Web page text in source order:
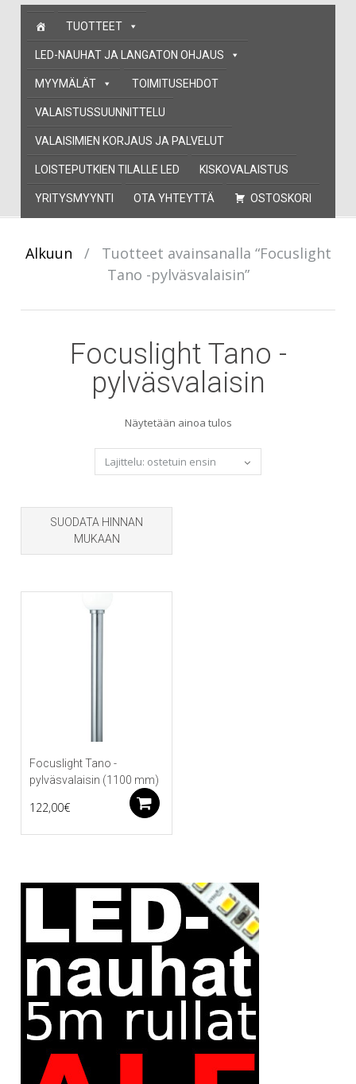
Skip
content
TUOTTEET
LED-NAUHAT JA LANGATON OHJAUS
MYYMÄLÄT TOIMITUSEHDOT
VALAISTUSSUUNNITTELU
VALAISIMIEN KORJAUS JA PALVELUT
LOISTEPUTKIEN TILALLE LED KISKOVALAISTUS
YRITYSMYYNTI OTA YHTEYTTÄ OSTOSKORI
Alkuun /
Tuotteet avainsanalla “Focuslight
Tano -pylväsvalaisin”
Focuslight Tano -
pylväsvalaisin
Näytetään ainoa tulos
SUODATA HINNAN
MUKAAN
Focuslight Tano -
pylväsvalaisin (1100 mm)
122,00€